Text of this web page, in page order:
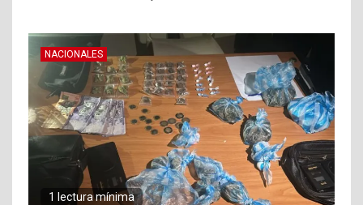
NACIONALES
1 lectura mínima